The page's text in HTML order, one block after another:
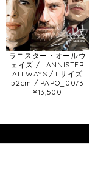
ラニスター・オールウ
ェイズ / LANNISTER
ALLWAYS / Lサイズ
52cm / PAPO_0073
¥13,500